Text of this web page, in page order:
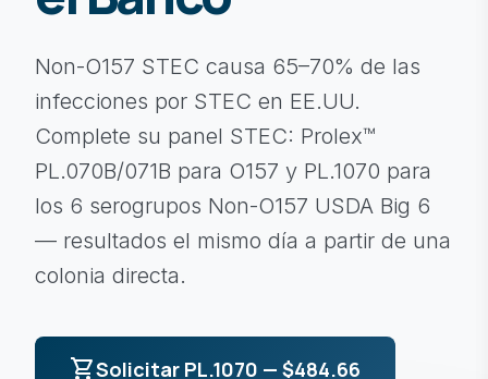
Non-O157 STEC causa 65–70% de las
infecciones por STEC en EE.UU.
Complete su panel STEC: Prolex™
PL.070B/071B para O157 y PL.1070 para
los 6 serogrupos Non-O157 USDA Big 6
— resultados el mismo día a partir de una
colonia directa.
shopping_cartSolicitar PL.1070 — $484.66